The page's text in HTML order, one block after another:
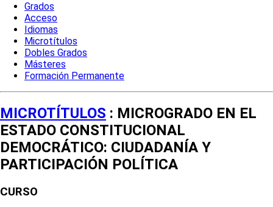
Grados
Acceso
Idiomas
Microtítulos
Dobles Grados
Másteres
Formación Permanente
MICROTÍTULOS : MICROGRADO EN EL
ESTADO CONSTITUCIONAL
DEMOCRÁTICO: CIUDADANÍA Y
PARTICIPACIÓN POLÍTICA
CURSO